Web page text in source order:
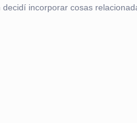
decidí incorporar cosas